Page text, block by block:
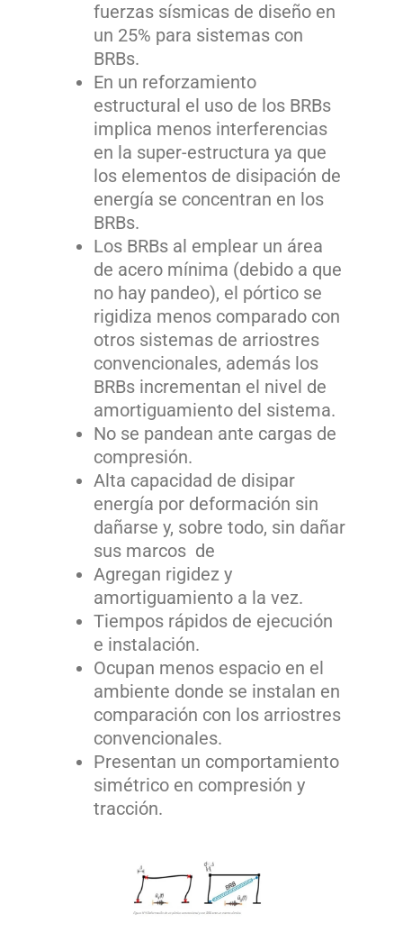
fuerzas sísmicas de diseño en
un 25% para sistemas con
BRBs.
En un reforzamiento
estructural el uso de los BRBs
implica menos interferencias
en la super-estructura ya que
los elementos de disipación de
energía se concentran en los
BRBs.
Los BRBs al emplear un área
de acero mínima (debido a que
no hay pandeo), el pórtico se
rigidiza menos comparado con
otros sistemas de arriostres
convencionales, además los
BRBs incrementan el nivel de
amortiguamiento del sistema.
No se pandean ante cargas de
compresión.
Alta capacidad de disipar
energía por deformación sin
dañarse y, sobre todo, sin dañar
sus marcos de
Agregan rigidez y
amortiguamiento a la vez.
Tiempos rápidos de ejecución
e instalación.
Ocupan menos espacio en el
ambiente donde se instalan en
comparación con los arriostres
convencionales.
Presentan un comportamiento
simétrico en compresión y
tracción.